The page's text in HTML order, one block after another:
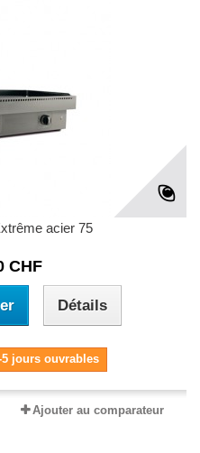
acier 75
CHF
Détails
jours ouvrables
Ajouter au comparateur